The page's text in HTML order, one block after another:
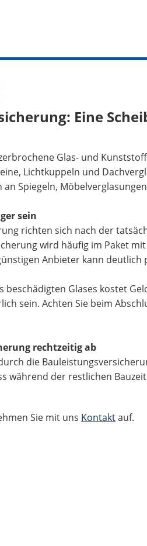
Eine
Glas- und
Lichtkuppeln und
Spiegeln,
sein
richten sich nach der
wird häufig im Paket
Anbieter kann deutlich
beschädigten Glases kostet
sein. Achten Sie beim
rechtzeitig ab
die
während der restlichen
Sie mit uns Kontaktauf.